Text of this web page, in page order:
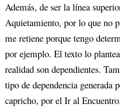
Además, de ser la línea
Aquietamiento, por lo que no
me retiene porque tengo
por ejemplo. El texto lo
realidad son dependientes.
tipo de dependencia generada
capricho, por el Ir al